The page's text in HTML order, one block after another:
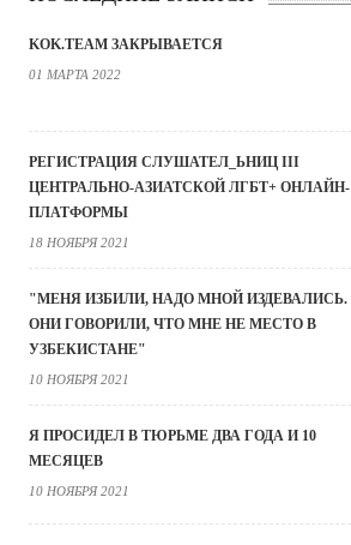
KOK.TEAM ЗАКРЫВАЕТСЯ
01 МАРТА 2022
РЕГИСТРАЦИЯ СЛУШАТЕЛ_ЬНИЦ III
ЦЕНТРАЛЬНО-АЗИАТСКОЙ ЛГБТ+ ОНЛАЙН-
ПЛАТФОРМЫ
18 НОЯБРЯ 2021
"МЕНЯ ИЗБИЛИ, НАДО МНОЙ ИЗДЕВАЛИСЬ.
ОНИ ГОВОРИЛИ, ЧТО МНЕ НЕ МЕСТО В
УЗБЕКИСТАНЕ"
10 НОЯБРЯ 2021
Я ПРОСИДЕЛ В ТЮРЬМЕ ДВА ГОДА И 10
МЕСЯЦЕВ
10 НОЯБРЯ 2021